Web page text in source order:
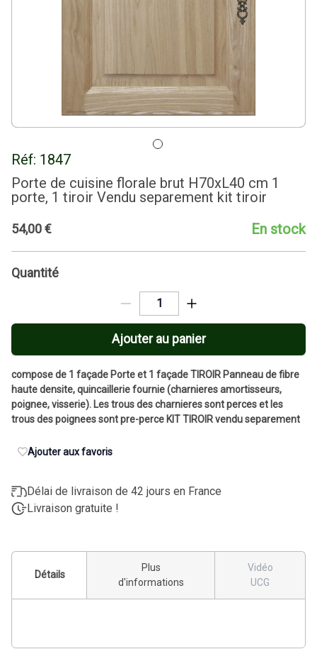
Réf: 1847
Porte de cuisine florale brut H70xL40 cm 1
porte, 1 tiroir Vendu separement kit tiroir
54,00€ En stock
Quantité
Ajouter au panier
compose de 1 façade Porte et 1 façade TIROIR Panneau de fibre
haute densite, quincaillerie fournie (charnieres amortisseurs,
poignee, visserie). Les trous des charnieres sont perces et les
trous des poignees sont pre-perce KIT TIROIR vendu separement
Ajouter aux favoris
Délai de livraison de 42 jours en France
Livraison gratuite !
Détails
Plus
d'informations
Vidéo
UCG